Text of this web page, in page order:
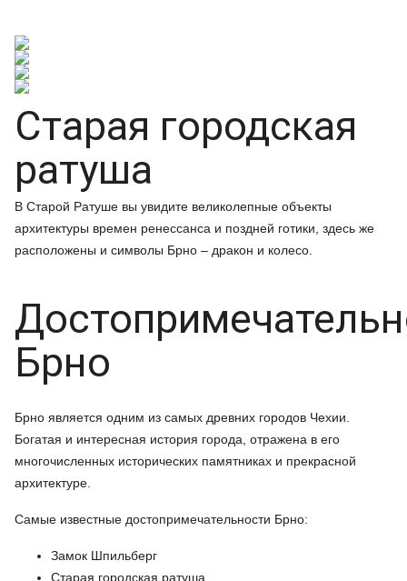
Старая городская
ратуша
В Старой Ратуше вы увидите великолепные объекты
архитектуры времен ренессанса и поздней готики, здесь же
расположены и символы Брно – дракон и колесо.
Брно
Брно является одним из самых древних городов Чехии.
Богатая и интересная история города, отражена в его
многочисленных исторических памятниках и прекрасной
архитектуре.
Самые известные достопримечательности Брно:
Замок Шпильберг
Старая городская ратуша